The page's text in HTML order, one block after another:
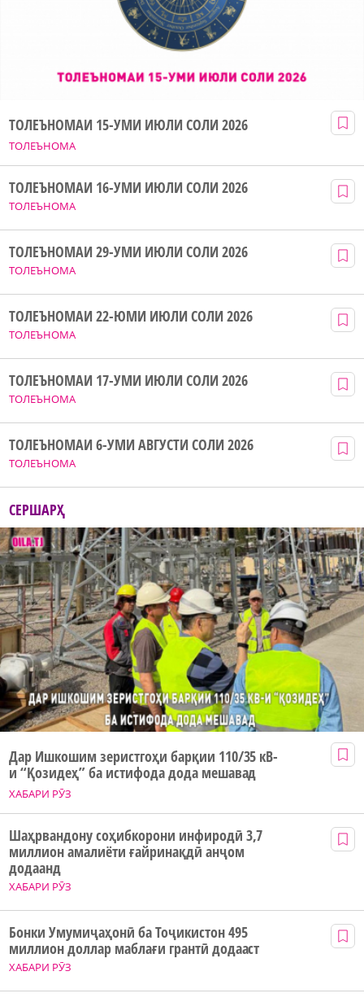
ТОЛЕЪНОМА
ТОЛЕЪНОМАИ 15-УМИ ИЮЛИ СОЛИ 2026
ТОЛЕЪНОМА
ТОЛЕЪНОМАИ 16-УМИ ИЮЛИ СОЛИ 2026
ТОЛЕЪНОМА
ТОЛЕЪНОМАИ 29-УМИ ИЮЛИ СОЛИ 2026
ТОЛЕЪНОМА
ТОЛЕЪНОМАИ 22-ЮМИ ИЮЛИ СОЛИ 2026
ТОЛЕЪНОМА
ТОЛЕЪНОМАИ 17-УМИ ИЮЛИ СОЛИ 2026
ТОЛЕЪНОМА
ТОЛЕЪНОМАИ 6-УМИ АВГУСТИ СОЛИ 2026
СЕРШАРҲ
ХАБАРИ РӮЗ
Дар Ишкошим зеристгоҳи барқии 110/35 кВ-
и “Қозидеҳ” ба истифода дода мешавад
ХАБАРИ РӮЗ
Шаҳрвандону соҳибкорони инфиродӣ 3,7
миллион амалиёти ғайринақдӣ анҷом
додаанд
ХАБАРИ РӮЗ
Бонки Умумиҷаҳонӣ ба Тоҷикистон 495
миллион доллар маблағи грантӣ додааст